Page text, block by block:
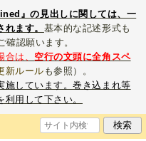
』の見出しに関しては、一
ます。 基本的な記述形式も
確認願います。
は、 空行の文頭に全角スペ
新ルール も参照）。
施しています。巻き込まれ等
利用して下さい。